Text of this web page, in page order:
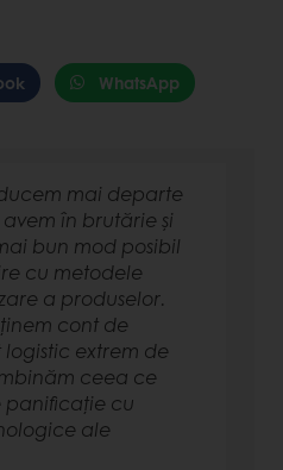
WhatsApp
mai departe
în brutărie și
bun mod posibil
cu metodele
a produselor.
cont de
extrem de
ceea ce
panificație cu
ale